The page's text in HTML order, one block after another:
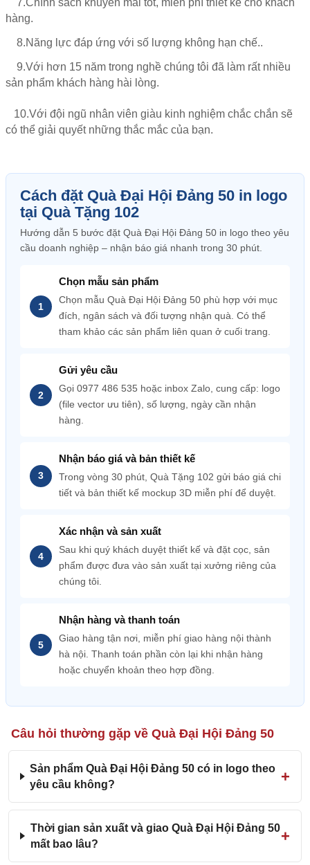
7.Chính sách khuyến mãi tốt, miễn phí thiết kế cho khách
hàng.
8.Năng lực đáp ứng với số lượng không hạn chế..
9.Với hơn 15 năm trong nghề chúng tôi đã làm rất nhiều
sản phẩm khách hàng hài lòng.
10.Với đội ngũ nhân viên giàu kinh nghiệm chắc chắn sẽ
có thể giải quyết những thắc mắc của bạn.
Cách đặt Quà Đại Hội Đảng 50 in logo
tại Quà Tặng 102
Hướng dẫn 5 bước đặt Quà Đại Hội Đảng 50 in logo theo yêu
cầu doanh nghiệp – nhận báo giá nhanh trong 30 phút.
Chọn mẫu sản phẩm
Chọn mẫu Quà Đại Hội Đảng 50 phù hợp với mục
đích, ngân sách và đối tượng nhận quà. Có thể
tham khảo các sản phẩm liên quan ở cuối trang.
Gửi yêu cầu
Gọi 0977 486 535 hoặc inbox Zalo, cung cấp: logo
(file vector ưu tiên), số lượng, ngày cần nhận
hàng.
Nhận báo giá và bản thiết kế
Trong vòng 30 phút, Quà Tặng 102 gửi báo giá chi
tiết và bản thiết kế mockup 3D miễn phí để duyệt.
Xác nhận và sản xuất
Sau khi quý khách duyệt thiết kế và đặt cọc, sản
phẩm được đưa vào sản xuất tại xưởng riêng của
chúng tôi.
Nhận hàng và thanh toán
Giao hàng tận nơi, miễn phí giao hàng nội thành
hà nội. Thanh toán phần còn lại khi nhận hàng
hoặc chuyển khoản theo hợp đồng.
Câu hỏi thường gặp về Quà Đại Hội Đảng 50
Sản phẩm Quà Đại Hội Đảng 50 có in logo theo
yêu cầu không?
Thời gian sản xuất và giao Quà Đại Hội Đảng 50
mất bao lâu?